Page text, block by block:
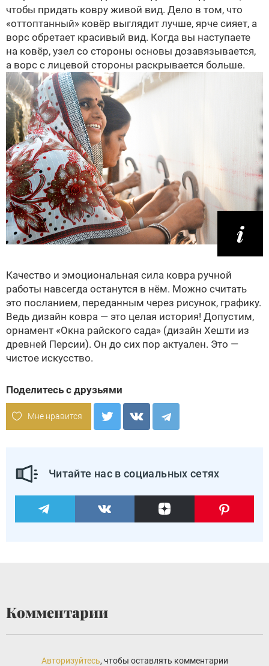
чтобы придать ковру живой вид. Дело в том, что
«оттоптанный» ковёр выглядит лучше, ярче сияет, а
ворс обретает красивый вид. Когда вы наступаете
на ковёр, узел со стороны основы дозавязывается,
а ворс с лицевой стороны раскрывается больше.
Качество и эмоциональная сила ковра ручной
работы навсегда останутся в нём. Можно считать
это посланием, переданным через рисунок, графику.
Ведь дизайн ковра — это целая история! Допустим,
орнамент «Окна райского сада» (дизайн Хешти из
древней Персии). Он до сих пор актуален. Это —
чистое искусство.
Поделитесь с друзьями
Мне нравится
Читайте нас в социальных сетях
Комментарии
Авторизуйтесь, чтобы оставлять комментарии